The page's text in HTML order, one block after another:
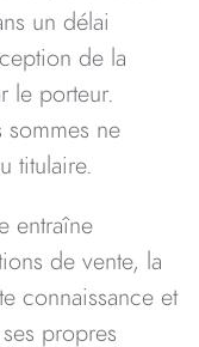
un délai
de la
le porteur.
sommes ne
titulaire.
entraîne
de vente, la
connaissance et
propres